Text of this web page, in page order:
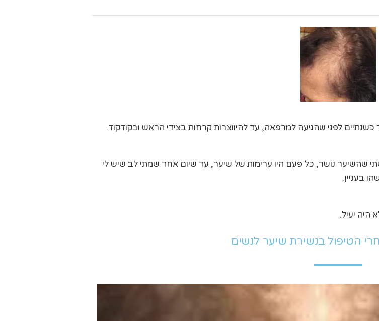
לפני שהגיעה למרפאה, עד להיווצרות קרחות בצידי הראש ובקודקוד.
שהשיער נושר, כל פעם היו ערימות של שיער, עד שיום אחד שמתי לב שיש לי
בעניין.
היה יעיל.
הטיפול בנשירת שיער לנשים